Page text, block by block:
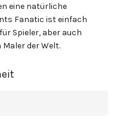
eine natürliche
Fanatic ist einfach
Spieler, aber auch
der Welt.